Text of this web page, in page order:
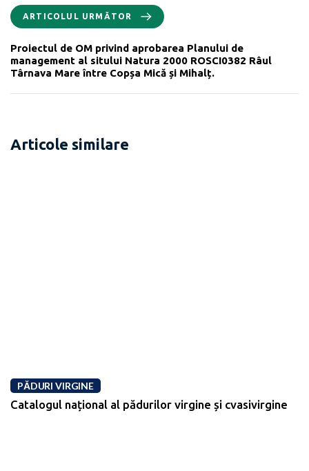
ARTICOLUL URMĂTOR
Proiectul de OM privind aprobarea Planului de
management al sitului Natura 2000 ROSCI0382 Râul
Târnava Mare între Copșa Mică și Mihalț.
Articole similare
PĂDURI VIRGINE
Catalogul național al pădurilor virgine și cvasivirgine